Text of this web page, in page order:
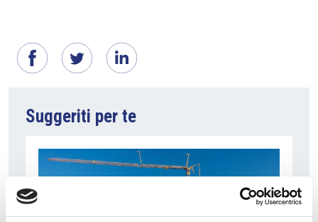
Suggeriti per te